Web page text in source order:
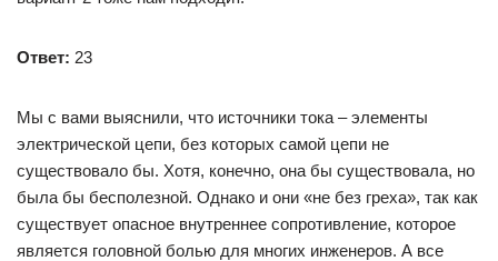
Ответ: 23
Мы с вами выяснили, что источники тока – элементы
электрической цепи, без которых самой цепи не
существовало бы. Хотя, конечно, она бы существовала, но
была бы бесполезной. Однако и они «не без греха», так как
существует опасное внутреннее сопротивление, которое
является головной болью для многих инженеров. А все